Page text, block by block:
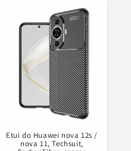
Etui do Huawei nova 12s /
nova 11, Techsuit,